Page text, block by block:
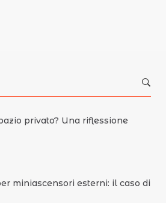
privato? Una riflessione
miniascensori esterni: il caso di